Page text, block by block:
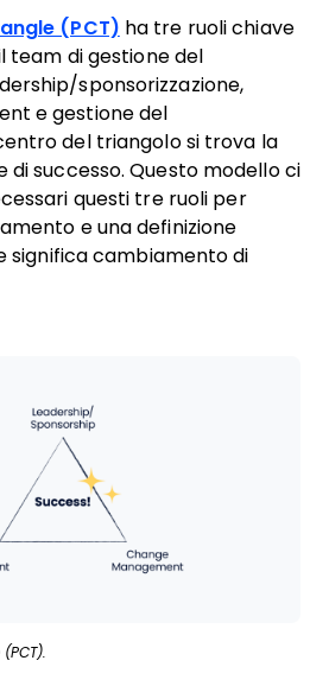
(PCT) ha tre ruoli chiave
team di gestione del
sponsorizzazione,
e gestione del
del triangolo si trova la
di successo. Questo modello ci
questi tre ruoli per
e una definizione
significa cambiamento di